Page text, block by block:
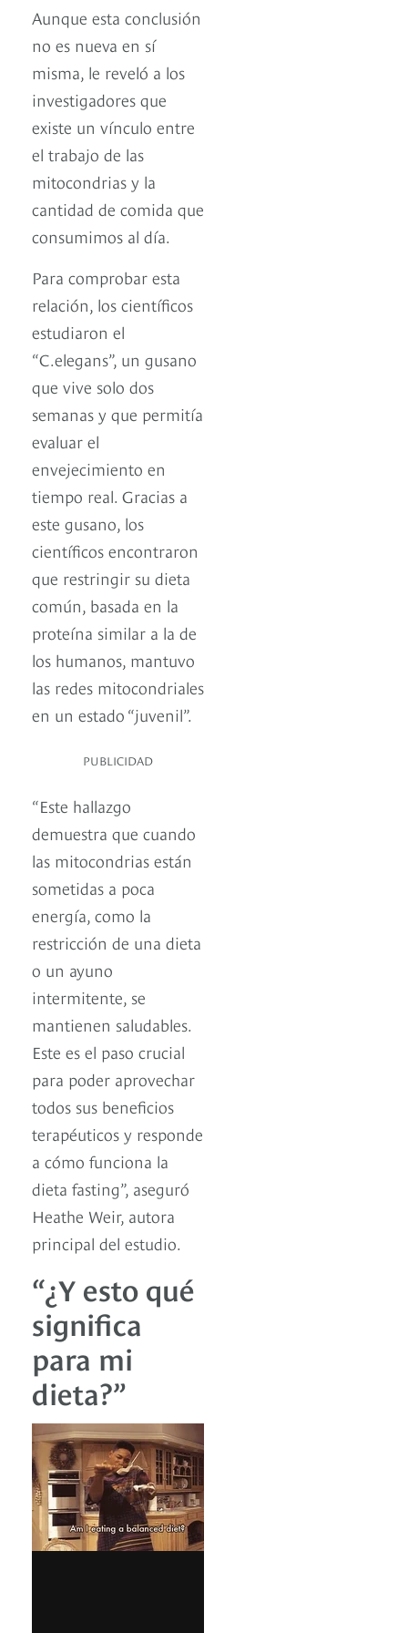
Aunque esta conclusión
no es nueva en sí
misma, le reveló a los
investigadores que
existe un vínculo entre
el trabajo de las
mitocondrias y la
cantidad de comida que
consumimos al día.
Para comprobar esta
relación, los científicos
estudiaron el
“C.elegans”, un gusano
que vive solo dos
semanas y que permitía
evaluar el
envejecimiento en
tiempo real. Gracias a
este gusano, los
científicos encontraron
que restringir su dieta
común, basada en la
proteína similar a la de
los humanos, mantuvo
las redes mitocondriales
en un estado “juvenil”.
PUBLICIDAD
“Este hallazgo
demuestra que cuando
las mitocondrias están
sometidas a poca
energía, como la
restricción de una dieta
o un ayuno
intermitente, se
mantienen saludables.
Este es el paso crucial
para poder aprovechar
todos sus beneficios
terapéuticos y responde
a cómo funciona la
dieta fasting”, aseguró
Heathe Weir, autora
principal del estudio.
“¿Y esto qué
significa
para mi
dieta?”